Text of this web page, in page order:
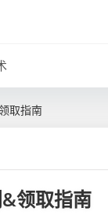
取指南
领取指南